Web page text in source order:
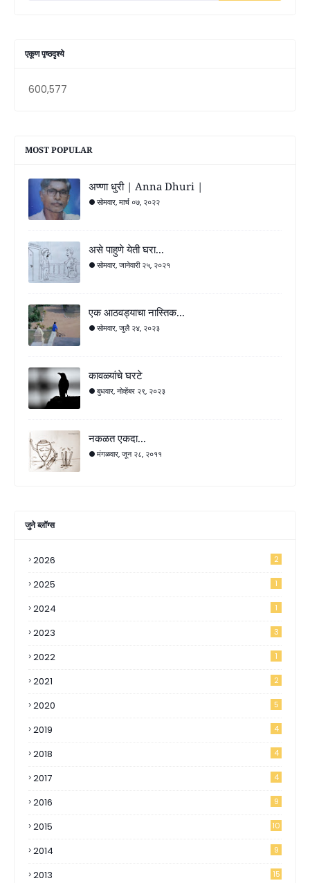
एकूण पृष्ठदृश्ये
600,577
MOST POPULAR
अण्णा धुरी | Anna Dhuri |
सोमवार, मार्च ०७, २०२२
असे पाहुणे येती घरा...
सोमवार, जानेवारी २५, २०२१
एक आठवड्याचा नास्तिक...
सोमवार, जुलै २४, २०२३
कावळ्यांचे घरटे
बुधवार, नोव्हेंबर २९, २०२३
नकळत एकदा...
मंगळवार, जून २८, २०११
जुने ब्लॉग्स
2026 2
2025 1
2024 1
2023 3
2022 1
2021 2
2020 5
2019 4
2018 4
2017 4
2016 9
2015 10
2014 9
2013 15